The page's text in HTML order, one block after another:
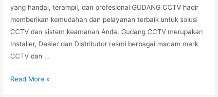
yang handal, terampil, dan profesional GUDANG CCTV hadir
memberikan kemudahan dan pelayanan terbaik untuk solusi
CCTV dan sistem keamanan Anda. Gudang CCTV merupakan
Installer, Dealer dan Distributor resmi berbagai macam merk
CCTV dan …
Read More »